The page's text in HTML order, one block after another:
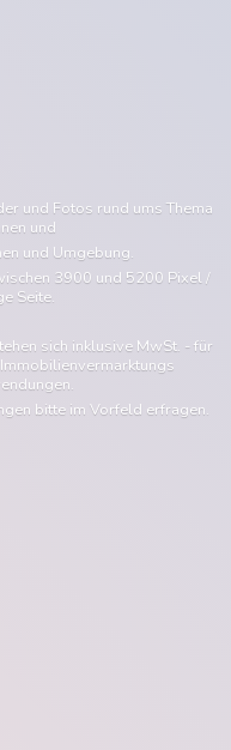
und Fotos rund ums Thema
und
und Umgebung.
3900 und 5200 Pixel /
Seite.
sich inklusive MwSt. - für
bitte im Vorfeld erfragen.